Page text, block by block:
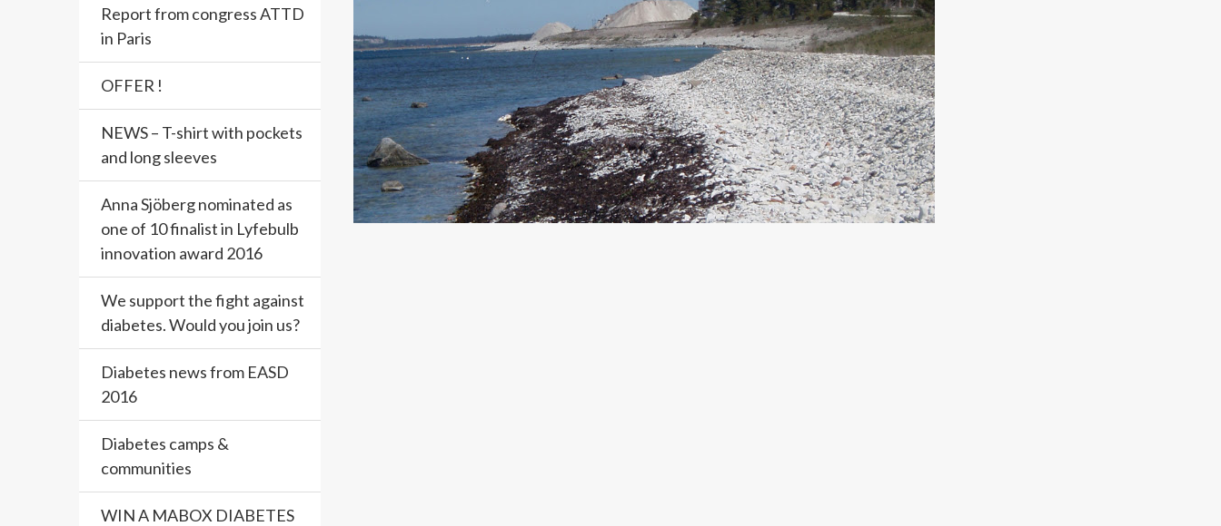
Report from congress ATTD
in Paris
OFFER !
NEWS – T-shirt with pockets
and long sleeves
Anna Sjöberg nominated as
one of 10 finalist in Lyfebulb
innovation award 2016
We support the fight against
diabetes. Would you join us?
Diabetes news from EASD
2016
Diabetes camps &
communities
WIN A MABOX DIABETES